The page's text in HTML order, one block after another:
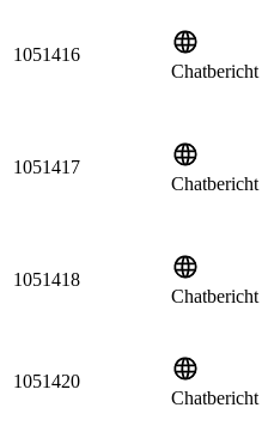
1051416
Chatbericht
1051417
Chatbericht
1051418
Chatbericht
1051420
Chatbericht